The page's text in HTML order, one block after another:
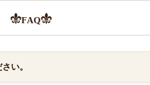
FAQ
い。